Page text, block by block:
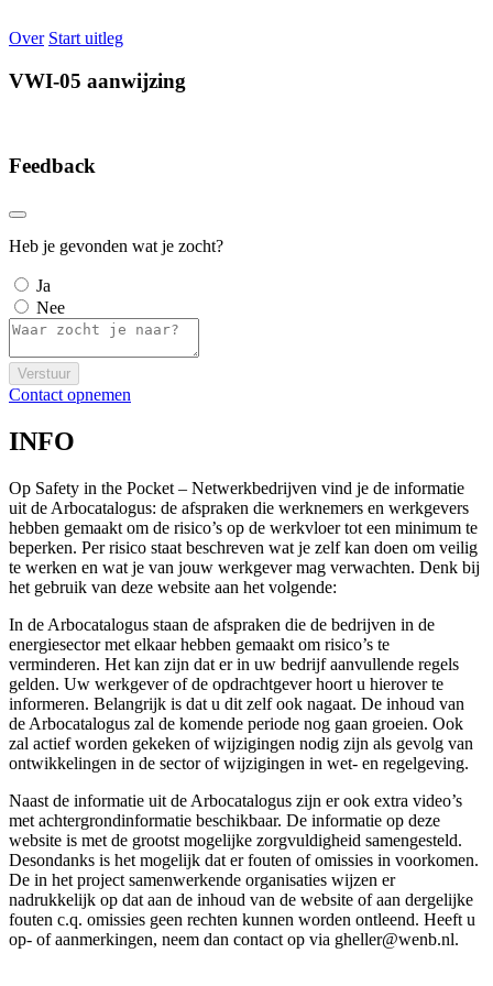
Over Start uitleg
VWI-05 aanwijzing
Feedback
Heb je gevonden wat je zocht?
Ja
Nee
Verstuur
Contact opnemen
INFO
Op Safety in the Pocket – Netwerkbedrijven vind je de informatie
uit de Arbocatalogus: de afspraken die werknemers en werkgevers
hebben gemaakt om de risico’s op de werkvloer tot een minimum te
beperken. Per risico staat beschreven wat je zelf kan doen om veilig
te werken en wat je van jouw werkgever mag verwachten. Denk bij
het gebruik van deze website aan het volgende:
In de Arbocatalogus staan de afspraken die de bedrijven in de
energiesector met elkaar hebben gemaakt om risico’s te
verminderen. Het kan zijn dat er in uw bedrijf aanvullende regels
gelden. Uw werkgever of de opdrachtgever hoort u hierover te
informeren. Belangrijk is dat u dit zelf ook nagaat. De inhoud van
de Arbocatalogus zal de komende periode nog gaan groeien. Ook
zal actief worden gekeken of wijzigingen nodig zijn als gevolg van
ontwikkelingen in de sector of wijzigingen in wet- en regelgeving.
Naast de informatie uit de Arbocatalogus zijn er ook extra video’s
met achtergrondinformatie beschikbaar. De informatie op deze
website is met de grootst mogelijke zorgvuldigheid samengesteld.
Desondanks is het mogelijk dat er fouten of omissies in voorkomen.
De in het project samenwerkende organisaties wijzen er
nadrukkelijk op dat aan de inhoud van de website of aan dergelijke
fouten c.q. omissies geen rechten kunnen worden ontleend. Heeft u
op- of aanmerkingen, neem dan contact op via gheller@wenb.nl.